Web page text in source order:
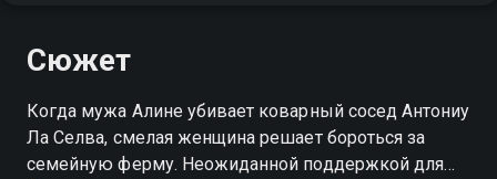
Сюжет
Когда мужа Алине убивает коварный сосед Антониу
Ла Селва, смелая женщина решает бороться за
семейную ферму. Неожиданной поддержкой для